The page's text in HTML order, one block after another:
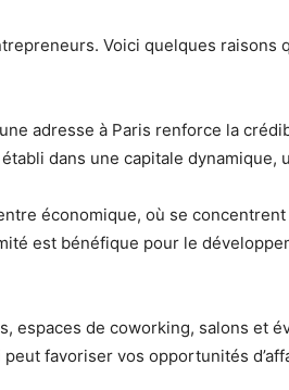
Voici quelques raisons
adresse à Paris renforce la
dans une capitale dynamique,
économique, où se
est bénéfique pour le
espaces de coworking, salons et
favoriser vos opportunités